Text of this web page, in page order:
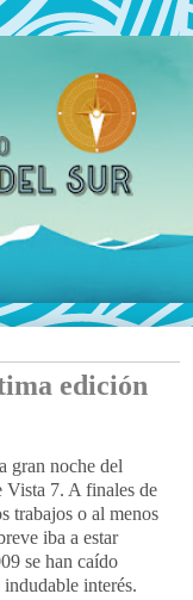
edición
gran noche del
Vista 7. A finales de
trabajos o al menos
iba a estar
se han caído
interés.